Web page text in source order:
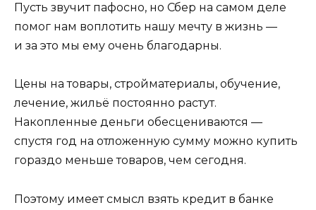
Пусть звучит пафосно, но Сбер на самом деле
помог нам воплотить нашу мечту в жизнь —
и за это мы ему очень благодарны.
Цены на товары, стройматериалы, обучение,
лечение, жильё постоянно растут.
Накопленные деньги обесцениваются —
спустя год на отложенную сумму можно купить
гораздо меньше товаров, чем сегодня.
Поэтому имеет смысл взять кредит в банке